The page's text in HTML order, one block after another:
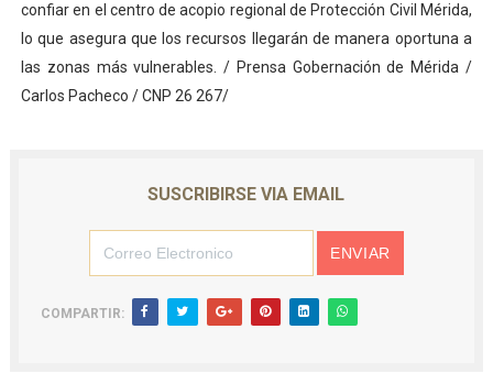
confiar en el centro de acopio regional de Protección Civil Mérida,
lo que asegura que los recursos llegarán de manera oportuna a
las zonas más vulnerables. / Prensa Gobernación de Mérida /
Carlos Pacheco / CNP 26 267/
SUSCRIBIRSE VIA EMAIL
COMPARTIR: